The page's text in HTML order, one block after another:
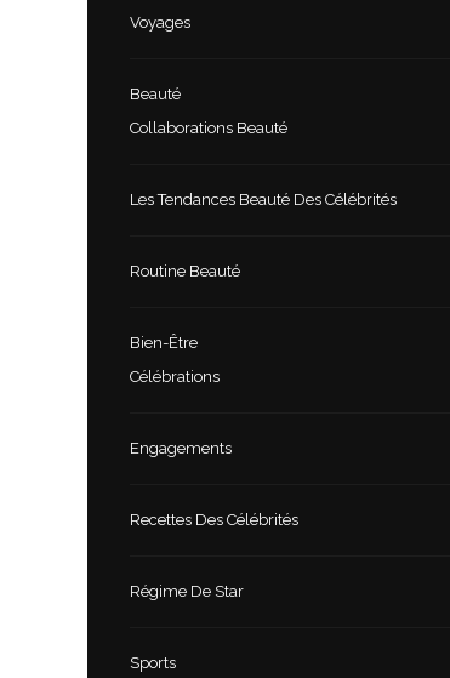
Voyages
Beauté
Collaborations Beauté
Les Tendances Beauté Des Célébrités
Routine Beauté
Bien-Être
Célébrations
Engagements
Recettes Des Célébrités
Régime De Star
Sports